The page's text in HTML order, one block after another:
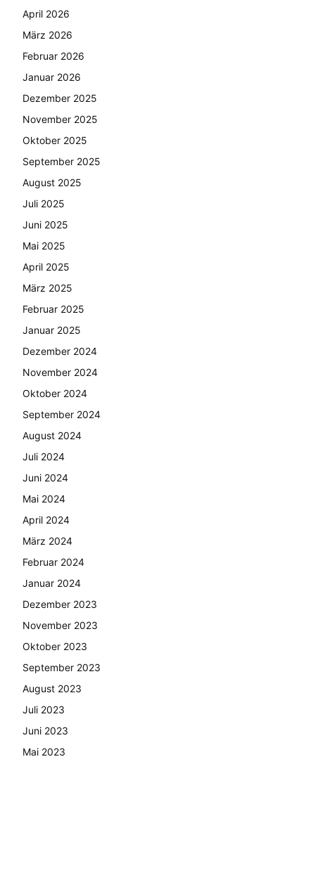
April 2026
März 2026
Februar 2026
Januar 2026
Dezember 2025
November 2025
Oktober 2025
September 2025
August 2025
Juli 2025
Juni 2025
Mai 2025
April 2025
März 2025
Februar 2025
Januar 2025
Dezember 2024
November 2024
Oktober 2024
September 2024
August 2024
Juli 2024
Juni 2024
Mai 2024
April 2024
März 2024
Februar 2024
Januar 2024
Dezember 2023
November 2023
Oktober 2023
September 2023
August 2023
Juli 2023
Juni 2023
Mai 2023